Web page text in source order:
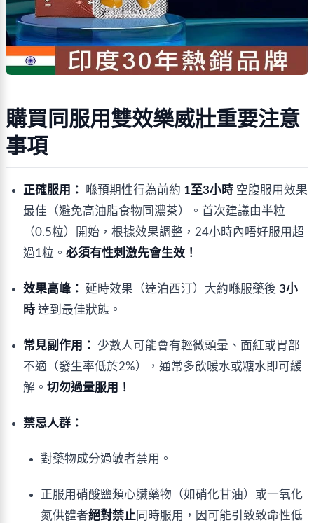
購買同服用雙效樂威壯重要注意
事項
正確服用： 喺預期性行為前約 1至3小時 空腹服用效果
最佳（避免高油脂食物同濃茶）。首次建議由半粒
（0.5粒）開始，根據效果調整，24小時內唔好服用超
過1粒。必須有性刺激先會生效！
效果高峰： 延時效果（達泊西汀）大約喺服藥後3小
時 達到最佳狀態。
常見副作用： 少數人可能會有輕微頭暈、面紅或胃部
不適（發生率低於2%），通常多飲暖水或糖水即可緩
解。切勿過量服用！
禁忌人群：
對藥物成分過敏者禁用。
正服用硝酸鹽類心臟藥物（如硝化甘油）或一氧化
氮供體者絕對禁止 同時服用，因可能引致致命性低